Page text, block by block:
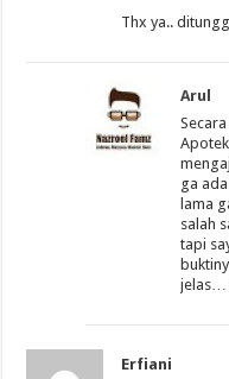
Thx ya..
Arul
ga
lama
salah
tapi
jelas…
Erfiani